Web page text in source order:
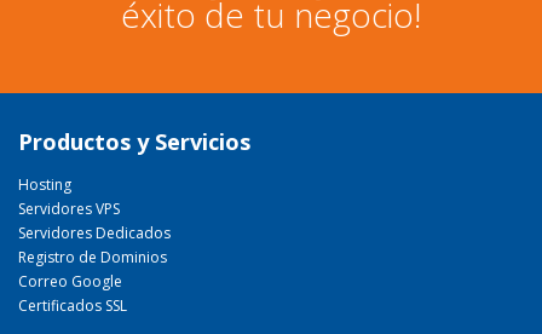
éxito de tu negocio!
Productos y Servicios
Hosting
Servidores VPS
Servidores Dedicados
Registro de Dominios
Correo Google
Certificados SSL